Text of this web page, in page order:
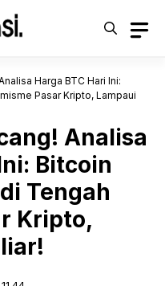
Harga BTC Hari Ini:
Pasar Kripto, Lampaui
Analisa
Bitcoin
Tengah
Kripto,